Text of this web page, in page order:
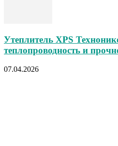
Утеплитель XPS
теплопроводность и
07.04.2026